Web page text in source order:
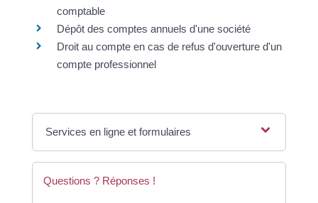
comptable
Dépôt des comptes annuels d'une société
Droit au compte en cas de refus d'ouverture d'un
compte professionnel
Services en ligne et formulaires
Questions ? Réponses !